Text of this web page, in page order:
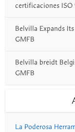
certificaciones ISO
Belvilla Expands
GMFB
Belvilla breidt
GMFB
La Poderosa